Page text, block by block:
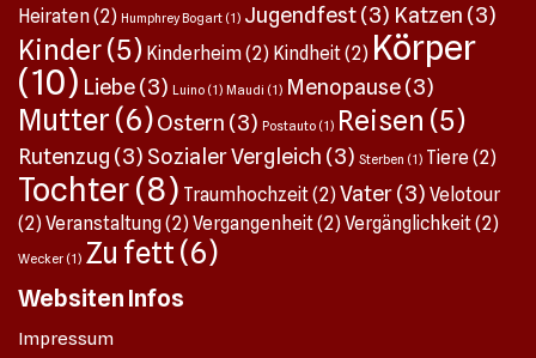
Heiraten(2) Humphrey Bogart (1) Jugendfest(3) Katzen (3)
Kinder(5) Kinderheim(2) Kindheit(2) Körper
(10) Liebe(3) Luino (1) Maudi (1) Menopause(3)
Mutter (6)Ostern (3) Postauto (1) Reisen (5)
Rutenzug (3) Sozialer Vergleich (3) Sterben (1) Tiere(2)
Tochter(8) Traumhochzeit(2)Vater(3) Velotour
(2)Veranstaltung(2)Vergangenheit(2)Vergänglichkeit(2)
Wecker (1) Zu fett (6)
Websiten Infos
Impressum